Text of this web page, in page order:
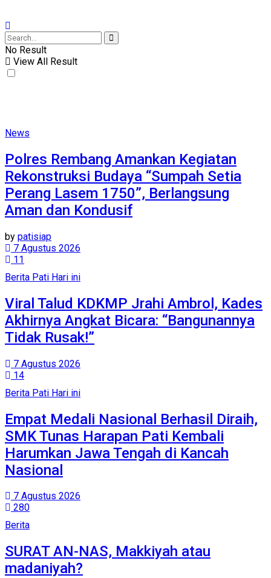
No Result
View All Result
News
Polres Rembang Amankan Kegiatan
Rekonstruksi Budaya “Sumpah Setia
Perang Lasem 1750”, Berlangsung
Aman dan Kondusif
by patisiap
7 Agustus 2026
11
Berita Pati Hari ini
Viral Talud KDKMP Jrahi Ambrol, Kades
Akhirnya Angkat Bicara: “Bangunannya
Tidak Rusak!”
7 Agustus 2026
14
Berita Pati Hari ini
Empat Medali Nasional Berhasil Diraih,
SMK Tunas Harapan Pati Kembali
Harumkan Jawa Tengah di Kancah
Nasional
7 Agustus 2026
280
Berita
SURAT AN-NAS, Makkiyah atau
madaniyah?